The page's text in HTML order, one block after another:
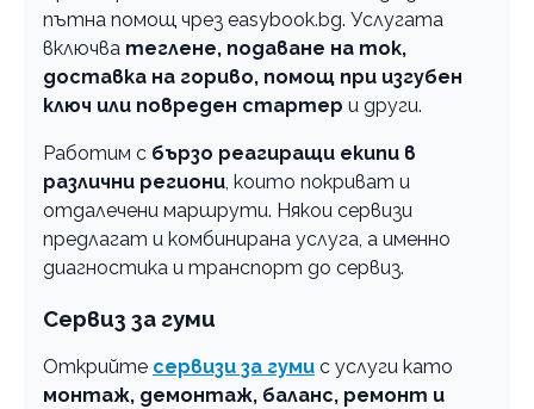
пътна помощ чрез easybook.bg. Услугата
включва теглене, подаване на ток,
доставка на гориво, помощ при изгубен
ключ или повреден стартер и други.
Работим с бързо реагиращи екипи в
различни региони, които покриват и
отдалечени маршрути. Някои сервизи
предлагат и комбинирана услуга, а именно
диагностика и транспорт до сервиз.
Сервиз за гуми
Открийте сервизи за гуми с услуги като
монтаж, демонтаж, баланс, ремонт и